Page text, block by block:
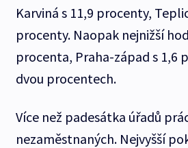
Karviná s 11,9 procenty,
procenty. Naopak nejnižší
procenta, Praha-západ s 1,6
dvou procentech.
Více než padesátka úřadů
nezaměstnaných. Nejvyšší